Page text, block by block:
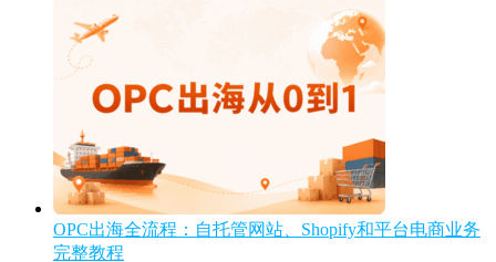
OPC出海全流程：自托管网站、Shopify和平台电商业务
完整教程